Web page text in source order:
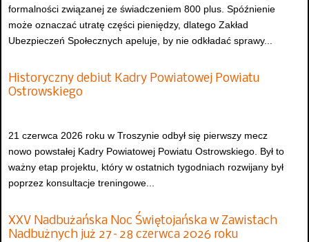
formalności związanej ze świadczeniem 800 plus. Spóźnienie
może oznaczać utratę części pieniędzy, dlatego Zakład
Ubezpieczeń Społecznych apeluje, by nie odkładać sprawy...
Historyczny debiut Kadry Powiatowej Powiatu
Ostrowskiego
21 czerwca 2026 roku w Troszynie odbył się pierwszy mecz
nowo powstałej Kadry Powiatowej Powiatu Ostrowskiego. Był to
ważny etap projektu, który w ostatnich tygodniach rozwijany był
poprzez konsultacje treningowe...
XXV Nadbużańska Noc Świętojańska w Zawistach
Nadbużnych już 27–28 czerwca 2026 roku